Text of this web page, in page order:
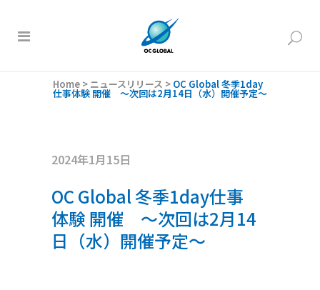
Home > ニュースリリース > OC Global 冬季1day
仕事体験 開催 ～次回は2月14日（水）開催予定～
2024年1月15日
OC Global 冬季1day仕事
体験 開催 ～次回は2月14
日（水）開催予定～